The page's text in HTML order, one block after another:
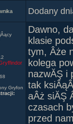
Dodany
Gryfon
Dawno,
klasie
tym, Âże
kolega
nazwĂŞ i
tak
aÂż siĂŞ
czasach
przed